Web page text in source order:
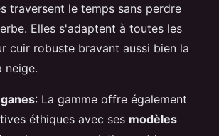
traversent le temps sans perdre
Elles s'adaptent à toutes les
cuir robuste bravant aussi bien la
neige.
: La gamme offre également
éthiques avec ses modèles